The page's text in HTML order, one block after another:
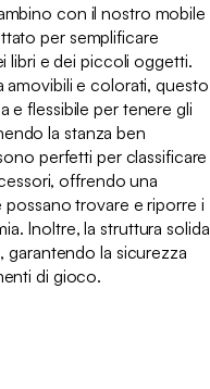
con il nostro mobile
per semplificare
libri e dei piccoli oggetti.
e colorati, questo
e flessibile per tenere gli
la stanza ben
perfetti per classificare
offrendo una
possano trovare e riporre i
Inoltre, la struttura solida
garantendo la sicurezza
di gioco.